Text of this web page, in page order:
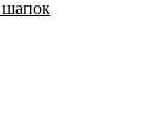
шапок